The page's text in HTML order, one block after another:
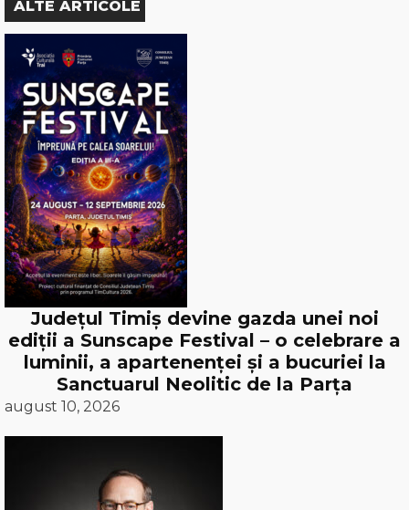
ALTE ARTICOLE
Județul Timiș devine gazda unei noi
ediții a Sunscape Festival – o celebrare a
luminii, a apartenenței și a bucuriei la
Sanctuarul Neolitic de la Parța
august 10, 2026